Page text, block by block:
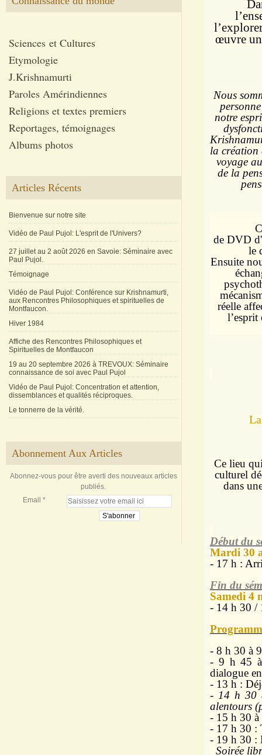
Sciences et Cultures
Etymologie
J.Krishnamurti
Paroles Amérindiennes
Religions et textes premiers
Reportages, témoignages
Albums photos
Articles Récents
Bienvenue sur notre site
Vidéo de Paul Pujol: L'esprit de l'Univers?
27 juillet au 2 août 2026 en Savoie: Séminaire avec
Paul Pujol.
Témoignage
Vidéo de Paul Pujol: Conférence sur Krishnamurti,
aux Rencontres Philosophiques et spirituelles de
Montfaucon.
Hiver 1984
Affiche des Rencontres Philosophiques et
Spirituelles de Montfaucon
19 au 20 septembre 2026 à TREVOUX: Séminaire
connaissance de soi avec Paul Pujol
Vidéo de Paul Pujol: Concentration et attention,
dissemblances et qualités réciproques.
Le tonnerre de la vérité.
Abonnement Aux Articles
Abonnez-vous pour être averti des nouveaux articles
publiés.
Email
œuvre
Nous
notre
la création
voyage
de la
de DVD
le
Ensuite
réelle
l’esprit
Ce lieu
culturel
dans
Début du
Mardi 30
- 17 h :
Fin du
Samedi 4
- 14 h 30 /
- 8 h 30 à
- 9 h 45 à
dialogue
- 13 h :
- 14 h 30
alentours
- 15 h 30 à
- 17 h 30 :
- 19 h 30 :
Soirée